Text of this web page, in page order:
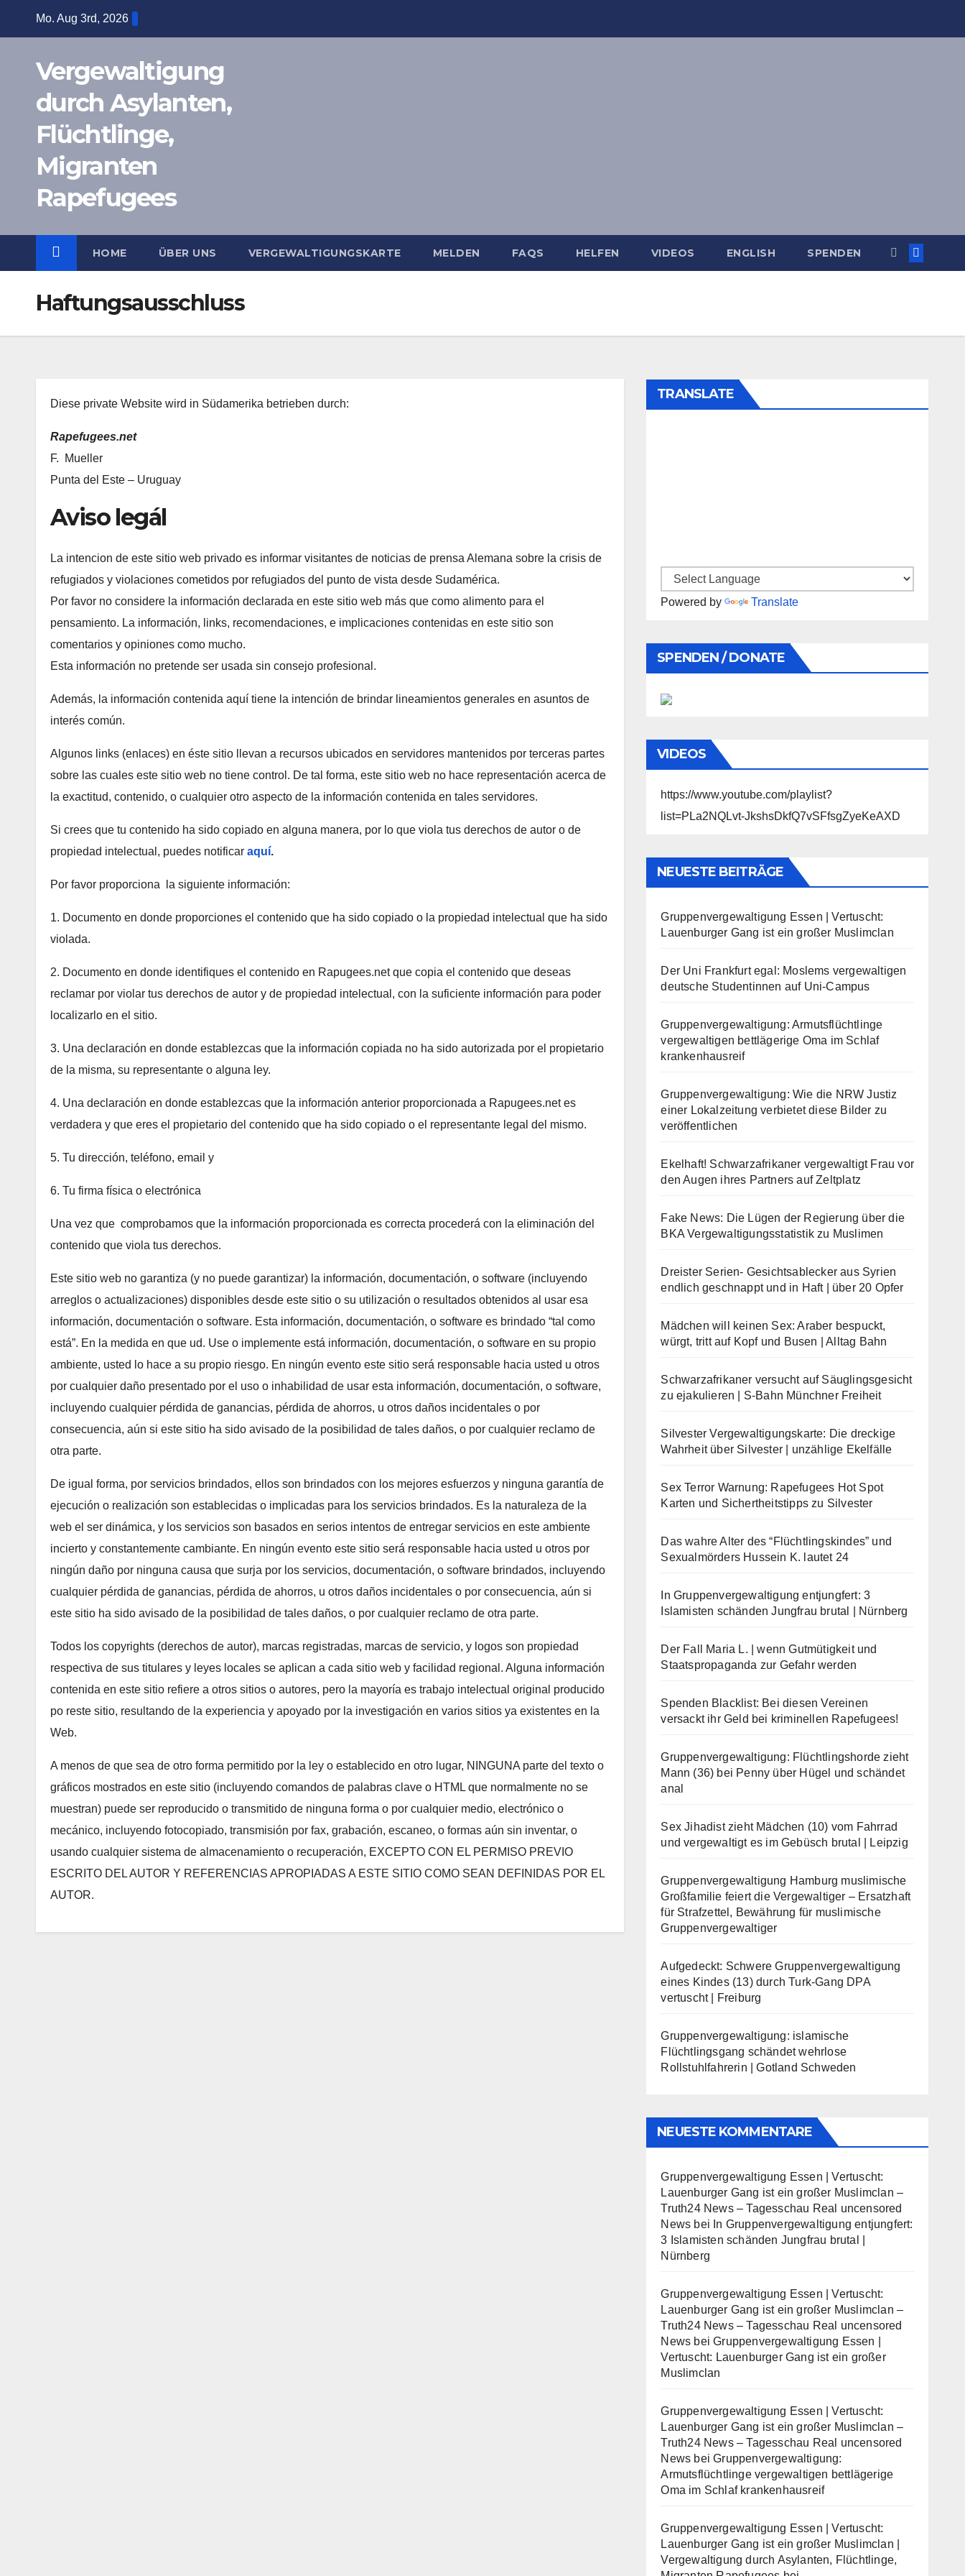
Mo. Aug 3rd, 2026
Vergewaltigung
durch Asylanten,
Flüchtlinge,
Migranten
Rapefugees
HOME ÜBER UNS VERGEWALTIGUNGSKARTE MELDEN FAQS HELFEN VIDEOS ENGLISH SPENDEN
Haftungsausschluss
Diese private Website wird in Südamerika betrieben durch:
Rapefugees.net
F. Mueller
Punta del Este – Uruguay
Aviso legál
La intencion de este sitio web privado es informar visitantes de noticias de prensa Alemana sobre la crisis de
refugiados y violaciones cometidos por refugiados del punto de vista desde Sudamérica.
Por favor no considere la información declarada en este sitio web más que como alimento para el
pensamiento. La información, links, recomendaciones, e implicaciones contenidas en este sitio son
comentarios y opiniones como mucho.
Esta información no pretende ser usada sin consejo profesional.
Además, la información contenida aquí tiene la intención de brindar lineamientos generales en asuntos de
interés común.
Algunos links (enlaces) en éste sitio llevan a recursos ubicados en servidores mantenidos por terceras partes
sobre las cuales este sitio web no tiene control. De tal forma, este sitio web no hace representación acerca de
la exactitud, contenido, o cualquier otro aspecto de la información contenida en tales servidores.
Si crees que tu contenido ha sido copiado en alguna manera, por lo que viola tus derechos de autor o de
propiedad intelectual, puedes notificar aquí.
Por favor proporciona la siguiente información:
1. Documento en donde proporciones el contenido que ha sido copiado o la propiedad intelectual que ha sido
violada.
2. Documento en donde identifiques el contenido en Rapugees.net que copia el contenido que deseas
reclamar por violar tus derechos de autor y de propiedad intelectual, con la suficiente información para poder
localizarlo en el sitio.
3. Una declaración en donde establezcas que la información copiada no ha sido autorizada por el propietario
de la misma, su representante o alguna ley.
4. Una declaración en donde establezcas que la información anterior proporcionada a Rapugees.net es
verdadera y que eres el propietario del contenido que ha sido copiado o el representante legal del mismo.
5. Tu dirección, teléfono, email y
6. Tu firma física o electrónica
Una vez que comprobamos que la información proporcionada es correcta procederá con la eliminación del
contenido que viola tus derechos.
Este sitio web no garantiza (y no puede garantizar) la información, documentación, o software (incluyendo
arreglos o actualizaciones) disponibles desde este sitio o su utilización o resultados obtenidos al usar esa
información, documentación o software. Esta información, documentación, o software es brindado “tal como
está”. En la medida en que ud. Use o implemente está información, documentación, o software en su propio
ambiente, usted lo hace a su propio riesgo. En ningún evento este sitio será responsable hacia usted u otros
por cualquier daño presentado por el uso o inhabilidad de usar esta información, documentación, o software,
incluyendo cualquier pérdida de ganancias, pérdida de ahorros, u otros daños incidentales o por
consecuencia, aún si este sitio ha sido avisado de la posibilidad de tales daños, o por cualquier reclamo de
otra parte.
De igual forma, por servicios brindados, ellos son brindados con los mejores esfuerzos y ninguna garantía de
ejecución o realización son establecidas o implicadas para los servicios brindados. Es la naturaleza de la
web el ser dinámica, y los servicios son basados en serios intentos de entregar servicios en este ambiente
incierto y constantemente cambiante. En ningún evento este sitio será responsable hacia usted u otros por
ningún daño por ninguna causa que surja por los servicios, documentación, o software brindados, incluyendo
cualquier pérdida de ganancias, pérdida de ahorros, u otros daños incidentales o por consecuencia, aún si
este sitio ha sido avisado de la posibilidad de tales daños, o por cualquier reclamo de otra parte.
Todos los copyrights (derechos de autor), marcas registradas, marcas de servicio, y logos son propiedad
respectiva de sus titulares y leyes locales se aplican a cada sitio web y facilidad regional. Alguna información
contenida en este sitio refiere a otros sitios o autores, pero la mayoría es trabajo intelectual original producido
po reste sitio, resultando de la experiencia y apoyado por la investigación en varios sitios ya existentes en la
Web.
A menos de que sea de otro forma permitido por la ley o establecido en otro lugar, NINGUNA parte del texto o
gráficos mostrados en este sitio (incluyendo comandos de palabras clave o HTML que normalmente no se
muestran) puede ser reproducido o transmitido de ninguna forma o por cualquier medio, electrónico o
mecánico, incluyendo fotocopiado, transmisión por fax, grabación, escaneo, o formas aún sin inventar, o
usando cualquier sistema de almacenamiento o recuperación, EXCEPTO CON EL PERMISO PREVIO
ESCRITO DEL AUTOR Y REFERENCIAS APROPIADAS A ESTE SITIO COMO SEAN DEFINIDAS POR EL
AUTOR.
TRANSLATE
Powered by Translate
SPENDEN / DONATE
VIDEOS
https://www.youtube.com/playlist?
list=PLa2NQLvt-JkshsDkfQ7vSFfsgZyeKeAXD
NEUESTE BEITRÄGE
Gruppenvergewaltigung Essen | Vertuscht:
Lauenburger Gang ist ein großer Muslimclan
Der Uni Frankfurt egal: Moslems vergewaltigen
deutsche Studentinnen auf Uni-Campus
Gruppenvergewaltigung: Armutsflüchtlinge
vergewaltigen bettlägerige Oma im Schlaf
krankenhausreif
Gruppenvergewaltigung: Wie die NRW Justiz
einer Lokalzeitung verbietet diese Bilder zu
veröffentlichen
Ekelhaft! Schwarzafrikaner vergewaltigt Frau vor
den Augen ihres Partners auf Zeltplatz
Fake News: Die Lügen der Regierung über die
BKA Vergewaltigungsstatistik zu Muslimen
Dreister Serien- Gesichtsablecker aus Syrien
endlich geschnappt und in Haft | über 20 Opfer
Mädchen will keinen Sex: Araber bespuckt,
würgt, tritt auf Kopf und Busen | Alltag Bahn
Schwarzafrikaner versucht auf Säuglingsgesicht
zu ejakulieren | S-Bahn Münchner Freiheit
Silvester Vergewaltigungskarte: Die dreckige
Wahrheit über Silvester | unzählige Ekelfälle
Sex Terror Warnung: Rapefugees Hot Spot
Karten und Sichertheitstipps zu Silvester
Das wahre Alter des “Flüchtlingskindes” und
Sexualmörders Hussein K. lautet 24
In Gruppenvergewaltigung entjungfert: 3
Islamisten schänden Jungfrau brutal | Nürnberg
Der Fall Maria L. | wenn Gutmütigkeit und
Staatspropaganda zur Gefahr werden
Spenden Blacklist: Bei diesen Vereinen
versackt ihr Geld bei kriminellen Rapefugees!
Gruppenvergewaltigung: Flüchtlingshorde zieht
Mann (36) bei Penny über Hügel und schändet
anal
Sex Jihadist zieht Mädchen (10) vom Fahrrad
und vergewaltigt es im Gebüsch brutal | Leipzig
Gruppenvergewaltigung Hamburg muslimische
Großfamilie feiert die Vergewaltiger – Ersatzhaft
für Strafzettel, Bewährung für muslimische
Gruppenvergewaltiger
Aufgedeckt: Schwere Gruppenvergewaltigung
eines Kindes (13) durch Turk-Gang DPA
vertuscht | Freiburg
Gruppenvergewaltigung: islamische
Flüchtlingsgang schändet wehrlose
Rollstuhlfahrerin | Gotland Schweden
NEUESTE KOMMENTARE
Gruppenvergewaltigung Essen | Vertuscht:
Lauenburger Gang ist ein großer Muslimclan –
Truth24 News – Tagesschau Real uncensored
News bei In Gruppenvergewaltigung entjungfert:
3 Islamisten schänden Jungfrau brutal |
Nürnberg
Gruppenvergewaltigung Essen | Vertuscht:
Lauenburger Gang ist ein großer Muslimclan –
Truth24 News – Tagesschau Real uncensored
News beiGruppenvergewaltigung Essen |
Vertuscht: Lauenburger Gang ist ein großer
Muslimclan
Gruppenvergewaltigung Essen | Vertuscht:
Lauenburger Gang ist ein großer Muslimclan –
Truth24 News – Tagesschau Real uncensored
News beiGruppenvergewaltigung:
Armutsflüchtlinge vergewaltigen bettlägerige
Oma im Schlaf krankenhausreif
Gruppenvergewaltigung Essen | Vertuscht:
Lauenburger Gang ist ein großer Muslimclan |
Vergewaltigung durch Asylanten, Flüchtlinge,